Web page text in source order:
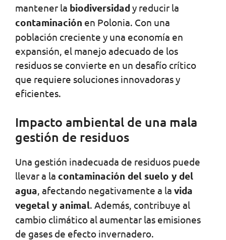
mantener la biodiversidady reducir la
contaminación en Polonia. Con una
población creciente y una economía en
expansión, el manejo adecuado de los
residuos se convierte en un desafío crítico
que requiere soluciones innovadoras y
eficientes.
Impacto ambiental de una mala
gestión de residuos
Una gestión inadecuada de residuos puede
llevar a la contaminación del suelo y del
agua , afectando negativamente a la vida
vegetal y animal. Además, contribuye al
cambio climático al aumentar las emisiones
de gases de efecto invernadero.